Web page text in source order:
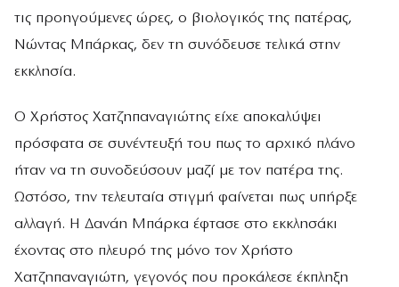
τις προηγούμενες ώρες, ο βιολογικός της πατέρας,
Νώντας Μπάρκας, δεν τη συνόδευσε τελικά στην
εκκλησία.
Ο Χρήστος Χατζηπαναγιώτης είχε αποκαλύψει
πρόσφατα σε συνέντευξή του πως το αρχικό πλάνο
ήταν να τη συνοδεύσουν μαζί με τον πατέρα της.
Ωστόσο, την τελευταία στιγμή φαίνεται πως υπήρξε
αλλαγή. Η Δανάη Μπάρκα έφτασε στο εκκλησάκι
έχοντας στο πλευρό της μόνο τον Χρήστο
Χατζηπαναγιώτη, γεγονός που προκάλεσε έκπληξη